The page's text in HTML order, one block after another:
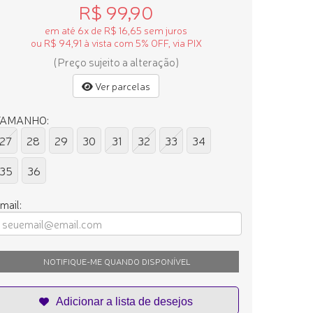
R$ 99,90
em até 6x de R$ 16,65 sem juros
ou R$ 94,91 à vista com 5% OFF, via PIX
(Preço sujeito a alteração)
Ver parcelas
27
28 29 30 31 32 33
34
35
36
NOTIFIQUE-ME QUANDO DISPONÍVEL